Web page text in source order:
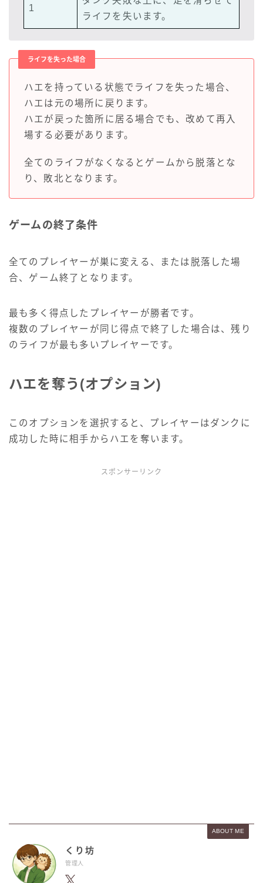
1
ライフを失います。
ライフを失った場合
ハエを持っている状態でライフを失った場合、
ハエは元の場所に戻ります。
ハエが戻った箇所に居る場合でも、改めて再入
場する必要があります。
全てのライフがなくなるとゲームから脱落とな
り、敗北となります。
ゲームの終了条件
全てのプレイヤーが巣に変える、または脱落した場
合、ゲーム終了となります。
最も多く得点したプレイヤーが勝者です。
複数のプレイヤーが同じ得点で終了した場合は、残り
のライフが最も多いプレイヤーです。
ハエを奪う(オプション)
このオプションを選択すると、プレイヤーはダンクに
成功した時に相手からハエを奪います。
スポンサーリンク
ABOUT ME
くり坊
管理人